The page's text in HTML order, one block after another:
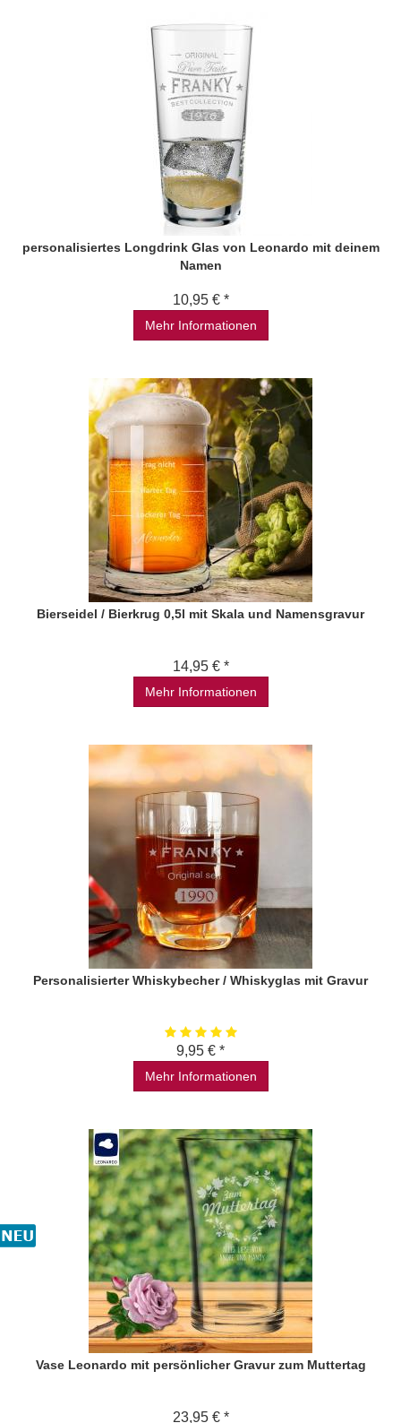
personalisiertes Longdrink Glas von Leonardo mit deinem
Namen
10,95 € *
Mehr Informationen
Bierseidel / Bierkrug 0,5l mit Skala und Namensgravur
14,95 € *
Mehr Informationen
Personalisierter Whiskybecher / Whiskyglas mit Gravur
9,95 € *
Mehr Informationen
Vase Leonardo mit persönlicher Gravur zum Muttertag
23,95 € *